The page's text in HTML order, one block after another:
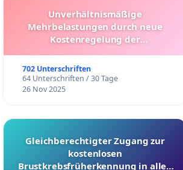
Unverhältnismäßige
Mehrbelastungen durch neue
Kostenregelung der
Überprüfung und Alternativen
702 Unterschriften
64 Unterschriften / 30 Tage
26 Nov 2025
Gleichberechtigter Zugang zur
kostenlosen
Brustkrebsfrüherkennung in allen